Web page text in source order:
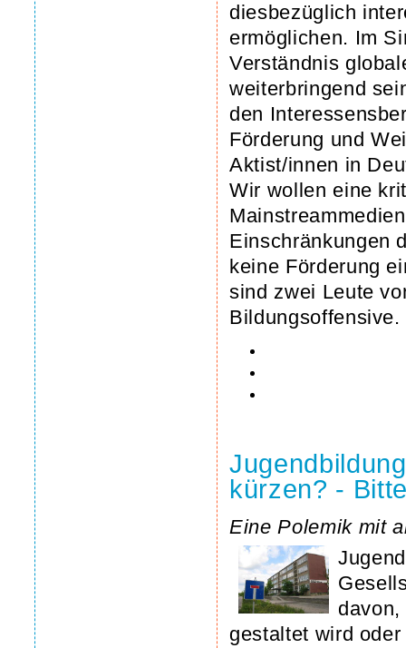
diesbezüglich
ermöglichen. Im
Verständnis
weiterbringend
den
Förderung und
Aktist/innen in
Wir wollen eine
Einschränkungen
keine Förderung
sind zwei Leute
Bildungsoffensive.
kürzen? -
Eine Polemik mit
gestaltet wird